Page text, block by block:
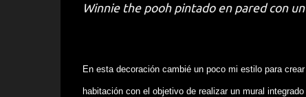
Winnie the pooh pintado en pared con
En esta decoración cambié un poco mi estilo para
habitación con el objetivo de realizar un mural